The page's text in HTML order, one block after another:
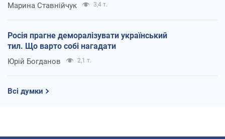
Марина Ставнійчук 3,4 т.
Росія прагне деморалізувати український
тил. Що варто собі нагадати
Юрій Богданов 2,1 т.
Всі думки